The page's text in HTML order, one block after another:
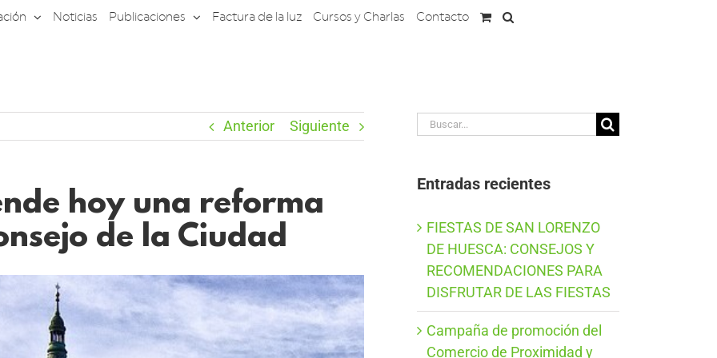
Noticias Publicaciones Factura de la luz Cursos y Charlas Contacto
Anterior Siguiente
hoy una reforma
de la Ciudad
Buscar:
Entradas recientes
FIESTAS DE SAN LORENZO
DE HUESCA: CONSEJOS Y
RECOMENDACIONES PARA
DISFRUTAR DE LAS FIESTAS
Campaña de promoción del
Comercio de Proximidad y